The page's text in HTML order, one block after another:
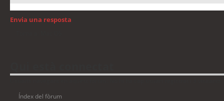
Envia una resposta
Índex del fòrum